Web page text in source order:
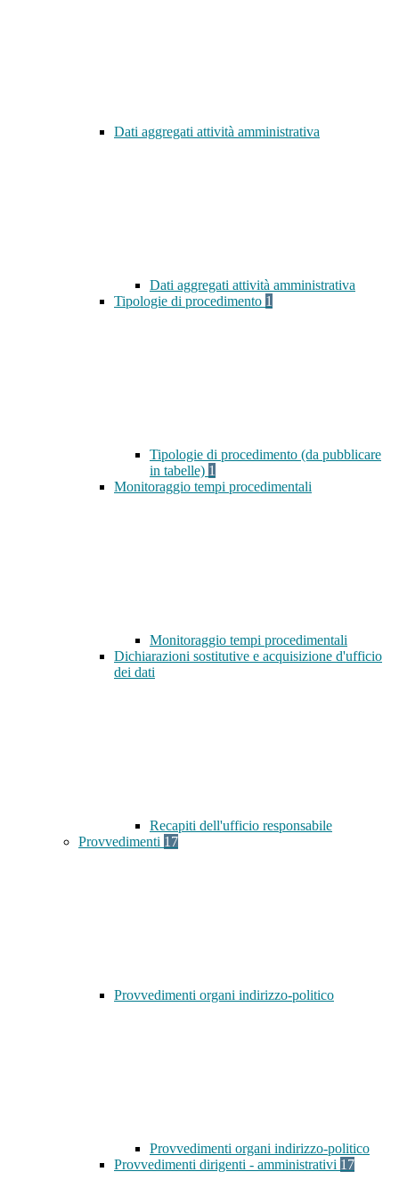
Dati aggregati attività amministrativa
Dati aggregati attività amministrativa
Tipologie di procedimento 1
Tipologie di procedimento (da pubblicare
in tabelle) 1
Monitoraggio tempi procedimentali
Monitoraggio tempi procedimentali
Dichiarazioni sostitutive e acquisizione d'ufficio
dei dati
Recapiti dell'ufficio responsabile
Provvedimenti 17
Provvedimenti organi indirizzo-politico
Provvedimenti organi indirizzo-politico
Provvedimenti dirigenti - amministrativi 17